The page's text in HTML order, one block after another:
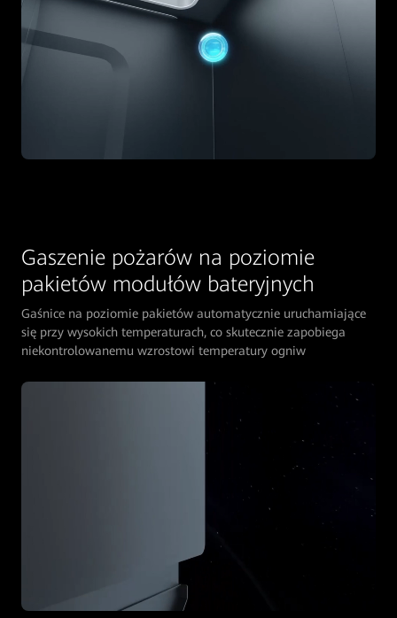
Gaszenie pożarów na poziomie
pakietów modułów bateryjnych
Gaśnice na poziomie pakietów automatycznie uruchamiające
się przy wysokich temperaturach, co skutecznie zapobiega
niekontrolowanemu wzrostowi temperatury ogniw